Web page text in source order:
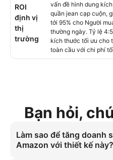
ROI
định vị
thị
trường
vấn đề hình dung
quần jean cạp cuộn,
tới 95% cho Người
thường ngày. Tỷ lệ
kích thước tối ưu cho
toàn cầu với chi phí
Bạn hỏi,
Làm sao để tăng doanh
Amazon với thiết kế này?